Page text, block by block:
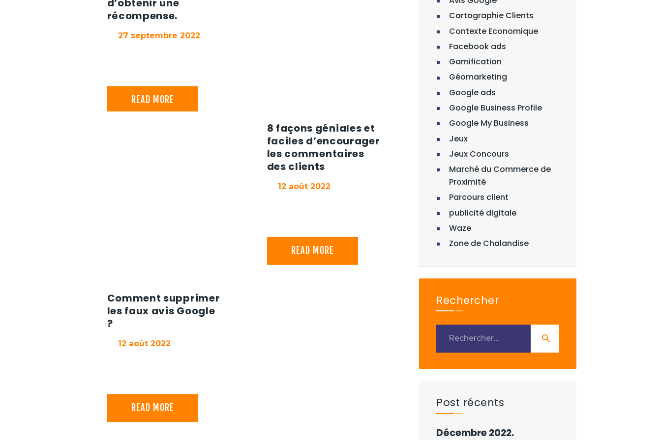
d’obtenir une
récompense.
27 septembre 2022
READ MORE
8 façons géniales et
faciles d’encourager
les commentaires
des clients
12 août 2022
READ MORE
Comment supprimer
les faux avis Google
?
12 août 2022
READ MORE
Cartographie Clients
Contexte Economique
Facebook ads
Gamification
Géomarketing
Google ads
Google Business Profile
Google My Business
Jeux
Jeux Concours
Marché du Commerce de
Proximité
Parcours client
publicité digitale
Waze
Zone de Chalandise
Rechercher
Post récents
Décembre 2022.